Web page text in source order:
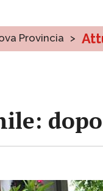
Provincia >